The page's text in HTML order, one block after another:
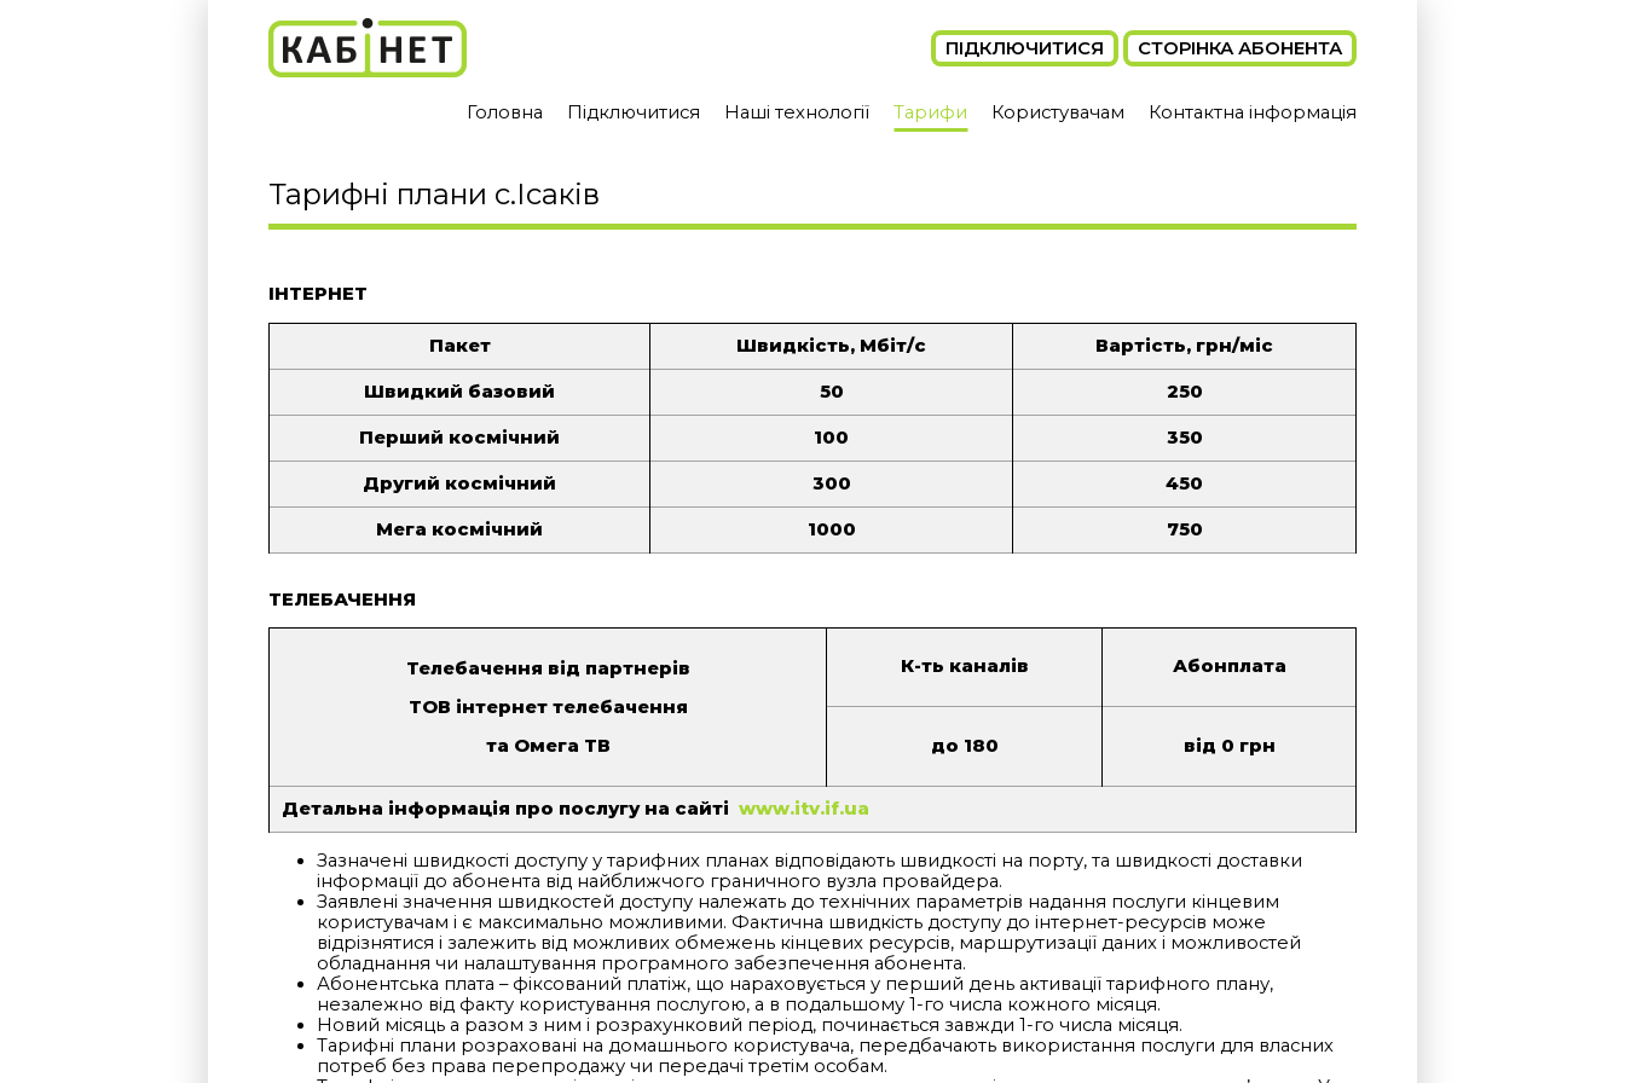
ПІДКЛЮЧИТИСЯ СТОРІНКА АБОНЕНТА
Головна Підключитися Наші технології
Тарифи
Яківка
Прибилів
Хотимир
Ісаків
Олеша
Долина
Одаїв
Суходіл
Будзин
Делева
Мостище
Олещин
Палагичі
Користувачам Контактна інформація
Тарифні плани с.Ісаків
ІНТЕРНЕТ
Пакет Швидкість, Мбіт/с Вартість, грн/міс
Швидкий базовий 50 250
Перший космічний 100 350
Другий космічний 300 450
Мега космічний 1000 750
ТЕЛЕБАЧЕННЯ
Телебачення від партнерів
ТОВ інтернет телебачення
та Омега ТВ
К-ть каналів Абонплата
до 180 від 0 грн
Детальна інформація про послугу на сайті www.itv.if.ua
Зазначені швидкості доступу у тарифних планах відповідають швидкості на порту, та швидкості доставки
інформації до абонента від найближчого граничного вузла провайдера.
Заявлені значення швидкостей доступу належать до технічних параметрів надання послуги кінцевим
користувачам і є максимально можливими. Фактична швидкість доступу до інтернет-ресурсів може
відрізнятися і залежить від можливих обмежень кінцевих ресурсів, маршрутизації даних і можливостей
обладнання чи налаштування програмного забезпечення абонента.
Абонентська плата – фіксований платіж, що нараховується у перший день активації тарифного плану,
незалежно від факту користування послугою, а в подальшому 1-го числа кожного місяця.
Новий місяць а разом з ним і розрахунковий період, починається завжди 1-го числа місяця.
Тарифні плани розраховані на домашнього користувача, передбачають використання послуги для власних
потреб без права перепродажу чи передачі третім особам.